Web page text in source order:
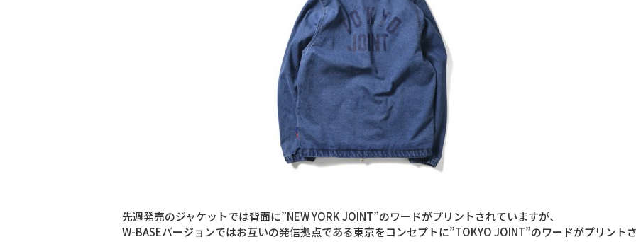
先週発売のジャケットでは背面に”NEW YORK JOINT”のワードがプリントされていますが、
W-BASEバージョンではお互いの発信拠点である東京をコンセプトに”TOKYO JOINT”のワードがプリントさ